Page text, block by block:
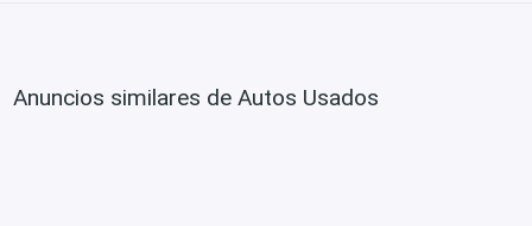
Anuncios similares de Autos Usados